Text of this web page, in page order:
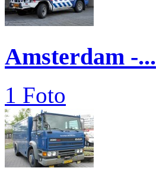
Amsterdam -...
1 Foto